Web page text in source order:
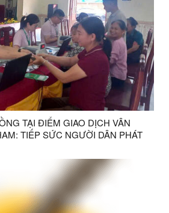
TẠI ĐIỂM GIAO DỊCH VÂN
TIẾP SỨC NGƯỜI DÂN PHÁT